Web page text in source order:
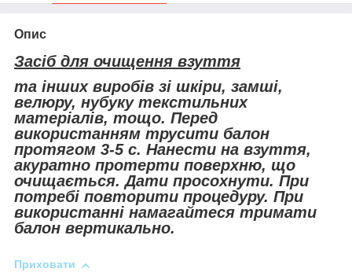
Опис
Засіб для очищення взуття
та інших виробів зі шкіри, замші,
велюру, нубуку текстильних
матеріалів, тощо. Перед
використанням трусити балон
протягом 3-5 с. Нанести на взуття,
акуратно протерти поверхню, що
очищається. Дати просохнути. При
потребі повторити процедуру. При
використанні намагайтеся тримати
балон вертикально.
Приховати